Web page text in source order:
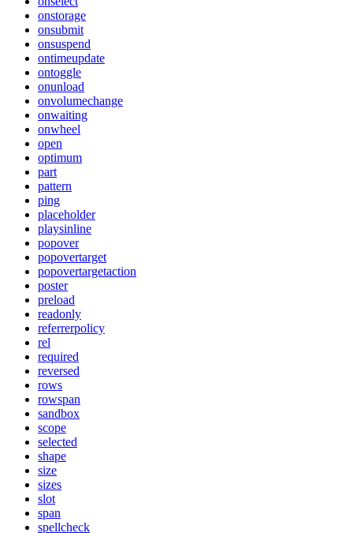
onstorage
onsubmit
onsuspend
ontimeupdate
ontoggle
onunload
onvolumechange
onwaiting
onwheel
open
optimum
part
pattern
ping
placeholder
playsinline
popover
popovertarget
popovertargetaction
poster
preload
readonly
referrerpolicy
rel
required
reversed
rows
rowspan
sandbox
scope
selected
shape
size
sizes
slot
span
spellcheck